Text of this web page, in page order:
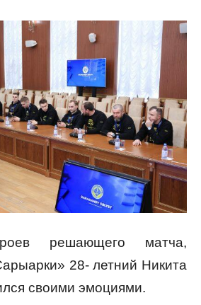
решающего матча,
28- летний Никита
своими эмоциями.